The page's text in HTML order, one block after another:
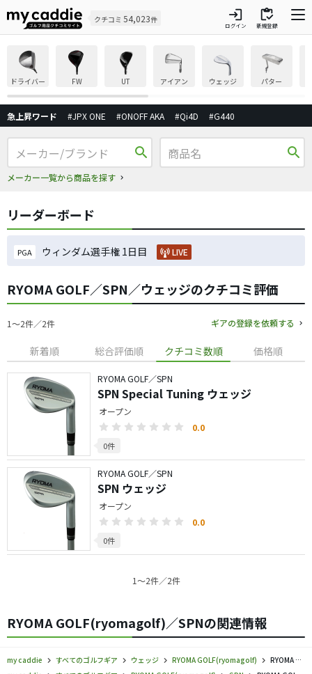
クチコミ 54,023件 login
ログイン
inventory
新規登録
ドライバー FW UT アイアン ウェッジ パター
急上昇ワード #JPX ONE #ONOFF AKA #Qi4D #G440
search
メーカー一覧から商品を探す
search
リーダーボード
PGA ウィンダム選手権 1日目 LIVE
RYOMA GOLF／SPN／ウェッジのクチコミ評価
1〜2件／2件 ギアの登録を依頼する
新着順 総合評価順 クチコミ数順 価格順
RYOMA GOLF／SPN
SPN Special Tuning ウェッジ
オープン
0.0
0件
RYOMA GOLF／SPN
SPN ウェッジ
オープン
0.0
0件
1〜2件／2件
RYOMA GOLF(ryomagolf)／SPNの関連情報
my caddie すべてのゴルフギア ウェッジ RYOMA GOLF(ryomagolf)
RYOMA GOLF／SPN／ウェッジの口コミ評価